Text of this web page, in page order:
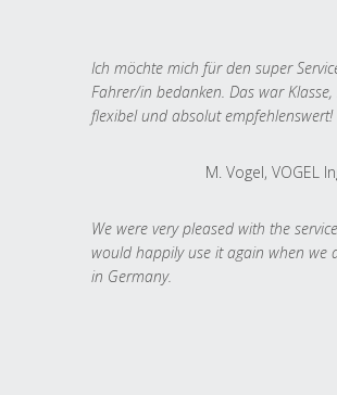
Ich möchte mich für den super
Fahrer/in bedanken. Das war Klasse,
flexibel und absolut empfehlenswert!
M. Vogel, VOGEL
We were very pleased with the
would happily use it again when we
in Germany.